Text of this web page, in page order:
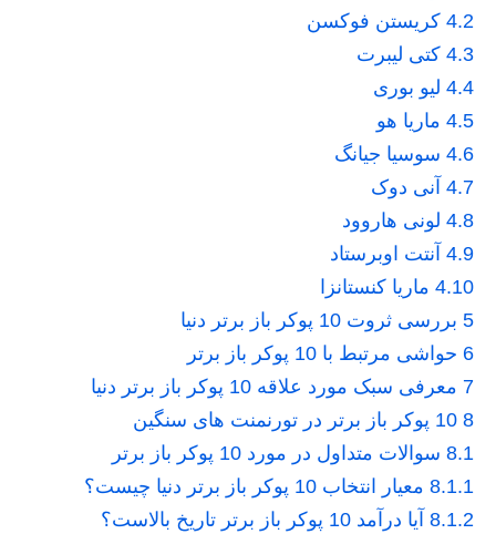
4.2 کریستن فوکسن
4.3 کتی لیبرت
4.4 لیو بوری
4.5 ماریا هو
4.6 سوسیا جیانگ
4.7 آنی دوک
4.8 لونی هاروود
4.9 آنتت اوبرستاد
4.10 ماریا کنستانزا
5 بررسی ثروت 10 پوکر باز برتر دنیا
6 حواشی مرتبط با 10 پوکر باز برتر
7 معرفی سبک مورد علاقه 10 پوکر باز برتر دنیا
8 10 پوکر باز برتر در تورنمنت های سنگین
8.1 سوالات متداول در مورد 10 پوکر باز برتر
8.1.1 معیار انتخاب 10 پوکر باز برتر دنیا چیست؟
8.1.2 آیا درآمد 10 پوکر باز برتر تاریخ بالاست؟